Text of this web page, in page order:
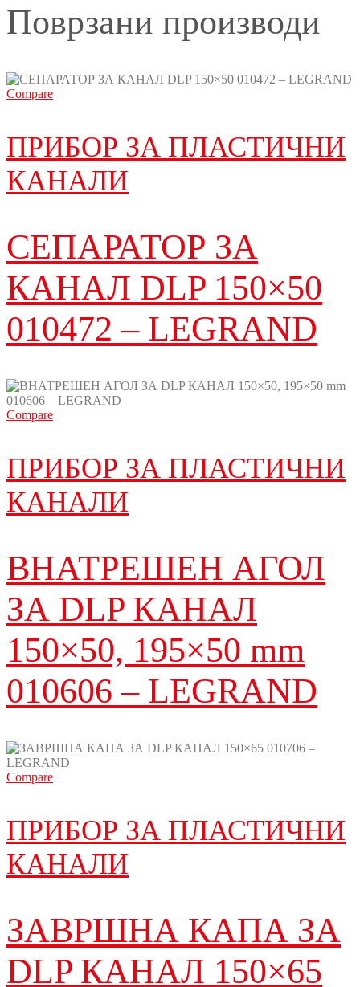
Поврзани производи
Compare
ПРИБОР ЗА ПЛАСТИЧНИ
КАНАЛИ
СЕПАРАТОР ЗА
КАНАЛ DLP 150×50
010472 – LEGRAND
Compare
ПРИБОР ЗА ПЛАСТИЧНИ
КАНАЛИ
ВНАТРЕШЕН АГОЛ
ЗА DLP КАНАЛ
150×50, 195×50 mm
010606 – LEGRAND
Compare
ПРИБОР ЗА ПЛАСТИЧНИ
КАНАЛИ
ЗАВРШНА КАПА ЗА
DLP КАНАЛ 150×65